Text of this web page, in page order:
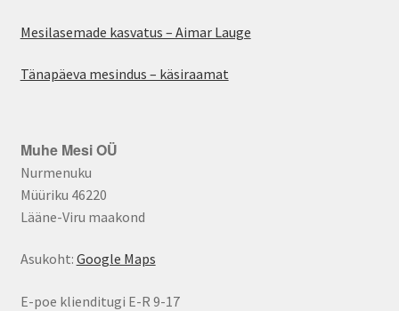
Mesilasemade kasvatus – Aimar Lauge
Tänapäeva mesindus – käsiraamat
Muhe Mesi OÜ
Nurmenuku
Müüriku 46220
Lääne-Viru maakond
Asukoht: Google Maps
E-poe klienditugi E-R 9-17